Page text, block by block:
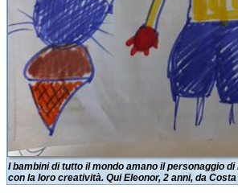
I bambini di tutto il mondo amano il personaggio
con la loro creatività. Qui Eleonor, 2 anni, da Costa